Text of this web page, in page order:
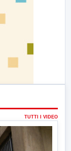
TUTTI I VIDEO